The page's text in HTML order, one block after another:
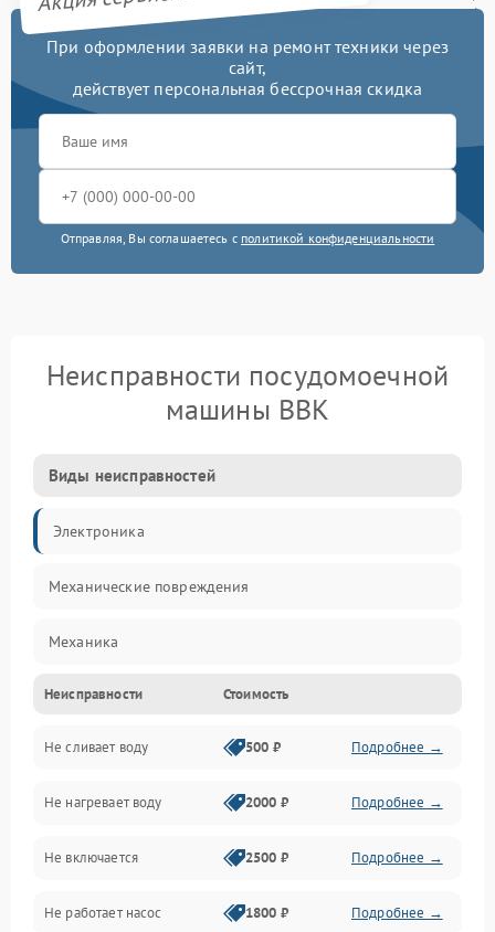
При оформлении заявки на ремонт техники через
сайт,
действует персональная бессрочная скидка
Отправляя, Вы соглашаетесь с политикой конфиденциальности
Неисправности посудомоечной
машины BBK
Виды неисправностей
Электроника
Механические повреждения
Механика
Управление
Электропитание
Датчики
Нагрев
Вода
Неисправности Стоимость
Не сливает воду 500 ₽ Подробнее →
Не нагревает воду 2000 ₽ Подробнее →
Не включается 2500 ₽ Подробнее →
Не работает насос 1800 ₽ Подробнее →